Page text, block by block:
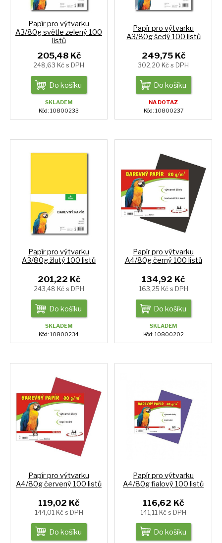
Papír pro výtvarku
A3/80g světle zelený 100
listů
205,48 Kč
248,63 Kč s DPH
Do košíku
SKLADEM
Kód: 10800233
Papír pro výtvarku
A3/80g šedý 100 listů
249,75 Kč
302,20 Kč s DPH
Do košíku
NA DOTAZ
Kód: 10800237
Papír pro výtvarku
A3/80g žlutý 100 listů
201,22 Kč
243,48 Kč s DPH
Do košíku
SKLADEM
Kód: 10800234
Papír pro výtvarku
A4/80g černý 100 listů
134,92 Kč
163,25 Kč s DPH
Do košíku
SKLADEM
Kód: 10800202
Papír pro výtvarku
A4/80g červený 100 listů
119,02 Kč
144,01 Kč s DPH
Do košíku
Papír pro výtvarku
A4/80g fialový 100 listů
116,62 Kč
141,11 Kč s DPH
Do košíku